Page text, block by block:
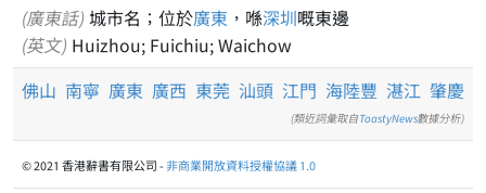
(廣東話) 城市名；位於廣東 ，喺深圳嘅東邊
(英文) Huizhou; Fuichiu; Waichow
佛山 南寧 廣東 廣西 東莞 汕頭 江門 海陸豐 湛江 肇慶
(類近詞彙取自ToastyNews數據分析)
© 2021 香港辭書有限公司 -非商業開放資料授權協議 1.0